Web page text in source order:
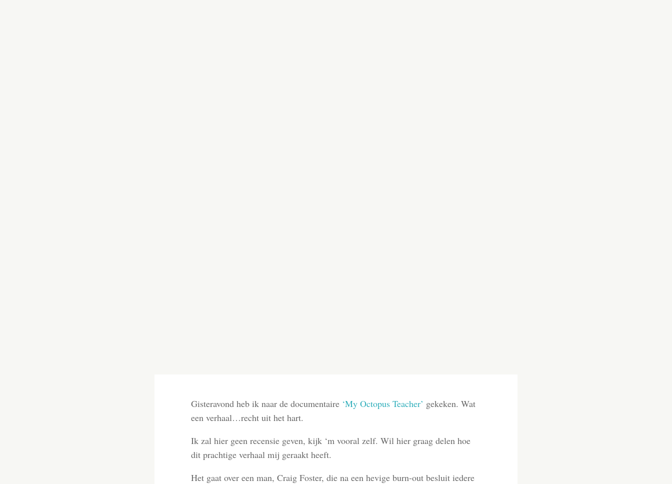
Gisteravond heb ik naar de documentaire‘My Octopus Teacher’ gekeken. Wat
een verhaal…recht uit het hart.
Ik zal hier geen recensie geven, kijk ‘m vooral zelf. Wil hier graag delen hoe
dit prachtige verhaal mij geraakt heeft.
Het gaat over een man, Craig Foster, die na een hevige burn-out besluit iedere